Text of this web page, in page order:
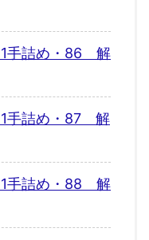
手詰め・86 解
手詰め・87 解
手詰め・88 解